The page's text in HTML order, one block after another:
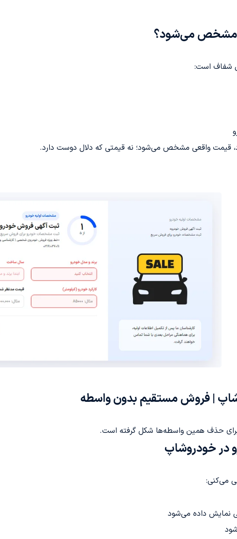
مشخص می‌شود؟
شفاف است:
قیمت واقعی مشخص می‌شود؛ نه قیمتی که دلال دوست دارد.
| فروش مستقیم بدون واسطه
حذف همین واسطه‌ها شکل گرفته است.
در خودروشاپ
می‌کنی:
نمایش داده می‌شود